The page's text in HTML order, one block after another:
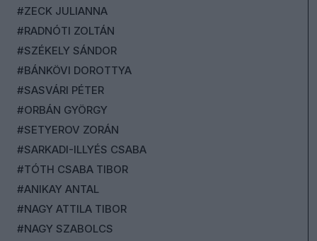
#ZECK JULIANNA
#RADNÓTI ZOLTÁN
#SZÉKELY SÁNDOR
#BÁNKÖVI DOROTTYA
#SASVÁRI PÉTER
#ORBÁN GYÖRGY
#SETYEROV ZORÁN
#SARKADI-ILLYÉS CSABA
#TÓTH CSABA TIBOR
#ANIKAY ANTAL
#NAGY ATTILA TIBOR
#NAGY SZABOLCS